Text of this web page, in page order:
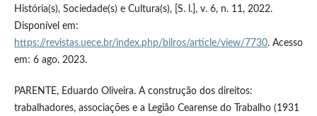
História(s), Sociedade(s) e Cultura(s), [S. l.], v. 6, n. 11, 2022.
Disponível em:
https://revistas.uece.br/index.php/bilros/article/view/7730. Acesso
em: 6 ago. 2023.
PARENTE, Eduardo Oliveira. A construção dos direitos:
trabalhadores, associações e a Legião Cearense do Trabalho (1931